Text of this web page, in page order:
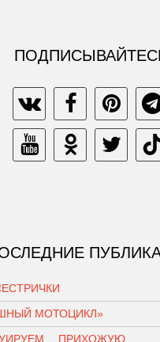
МОТОЦИКЛ»
ПРИХОЖУЮ